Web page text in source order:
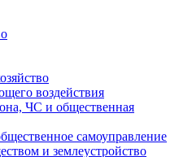
воздействия
ЧС и общественная
самоуправление
и землеустройство